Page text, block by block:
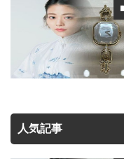
人気記事